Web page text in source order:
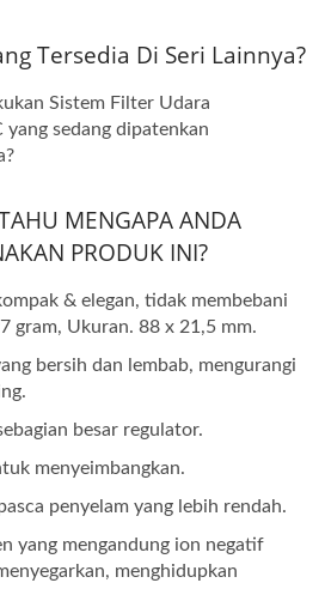
Tersedia Di Seri Lainnya?
Sistem Filter Udara
yang sedang dipatenkan
MENGAPA ANDA
PRODUK INI?
& elegan, tidak membebani
gram, Ukuran. 88 x 21,5 mm.
bersih dan lembab, mengurangi
besar regulator.
menyeimbangkan.
penyelam yang lebih rendah.
yang mengandung ion negatif
menghidupkan